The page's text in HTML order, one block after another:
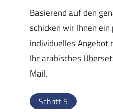
Basierend auf den
schicken wir Ihnen
individuelles Angebot
Ihr arabisches
Mail.
Schritt 5